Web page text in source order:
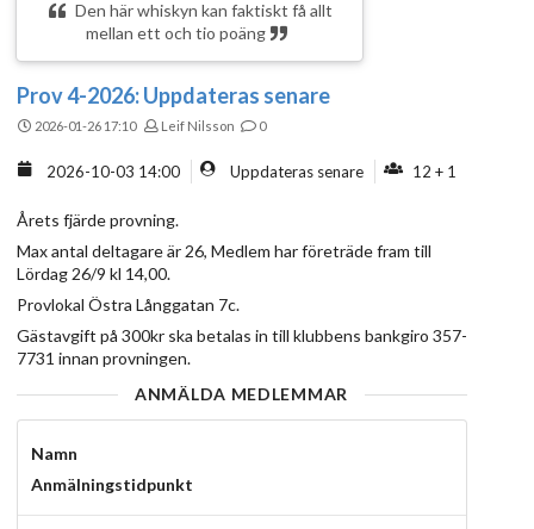
Den här whiskyn kan faktiskt få allt
mellan ett och tio poäng
Prov 4-2026: Uppdateras senare
2026-01-26 17:10 Leif Nilsson 0
2026-10-03 14:00 Uppdateras senare 12 + 1
Årets fjärde provning.
Max antal deltagare är 26, Medlem har företräde fram till
Lördag 26/9 kl 14,00.
Provlokal Östra Långgatan 7c.
Gästavgift på 300kr ska betalas in till klubbens bankgiro 357-
7731 innan provningen.
ANMÄLDA MEDLEMMAR
Namn
Anmälningstidpunkt